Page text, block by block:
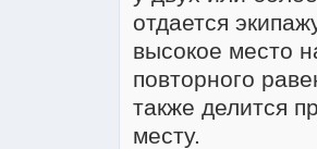
отдается
высокое место
повторного
также делится
месту.